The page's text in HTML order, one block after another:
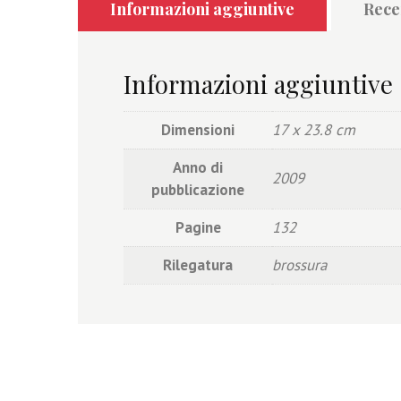
Informazioni aggiuntive
Informazioni aggiuntive
Dimensioni
17 x 23.8 cm
Anno di
pubblicazione
2009
Pagine
132
Rilegatura
brossura